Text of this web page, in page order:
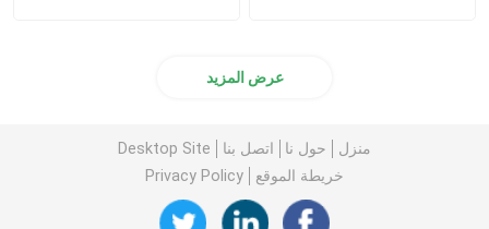
عرض المزيد
منزل حول نا اتصل بنا
Desktop Site
خريطة الموقع
Privacy Policy